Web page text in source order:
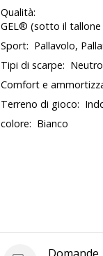
Qualità:
GEL® (sotto il
Sport: Pallavolo,
Tipi di scarpe:
Comfort e
Terreno di gioco:
colore: Bianco